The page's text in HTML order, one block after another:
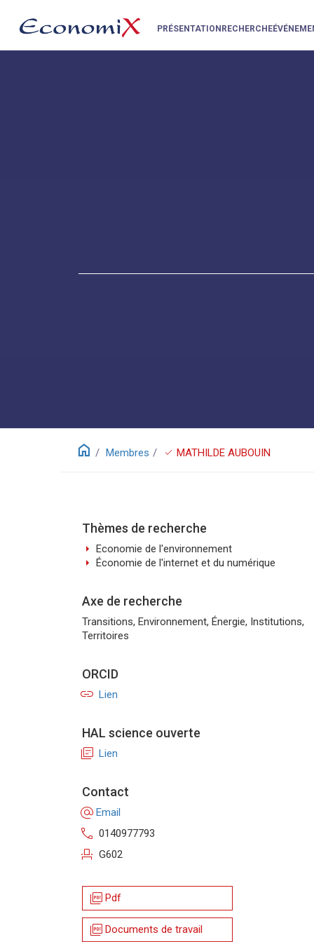
PRÉSENTATIONRECHERCHE
home Membres check MATHILDE AUBOUIN
Thèmes de recherche
arrow_right Economie de l'environnement
arrow_right Économie de l'internet et du numérique
Axe de recherche
Transitions, Environnement, Énergie, Institutions,
Territoires
ORCID
link Lien
HAL science ouverte
library_books Lien
Contact
alternate_email Email
call 0140977793
event_seat G602
picture_as_pdf Pdf
picture_as_pdf Documents de travail